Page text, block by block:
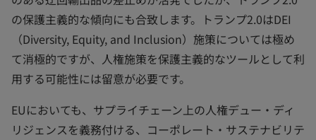
の保護主義的な傾向にも合致します。トランプ2.0はDEI
（Diversity, Equity, and Inclusion）施策については極め
て消極的ですが、人権施策を保護主義的なツールとして利
用する可能性には留意が必要です。
EUにおいても、サプライチェーン上の人権デュー・ディ
リジェンスを義務付ける、コーポレート・サステナビリテ